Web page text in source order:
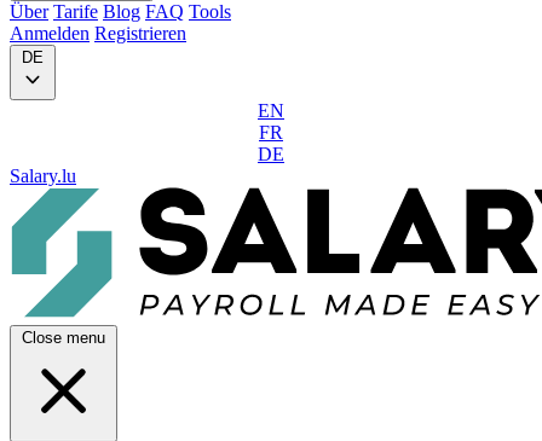
Über Tarife Blog FAQ Tools
Anmelden Registrieren
DE
EN
FR
DE
Salary.lu
Close menu